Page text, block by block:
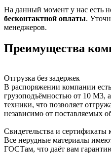
На данный момент у нас есть
бесконтактной оплаты.
менеджеров.
Преимущества
Отгрузка без задержек
В распоряжении компании
грузоподъёмностью от 10 М3,
техники, что позволяет
независимо от поставляемых
Свидетельства и сертификаты
Все нерудные материалы
ГОСТам, что даёт вам